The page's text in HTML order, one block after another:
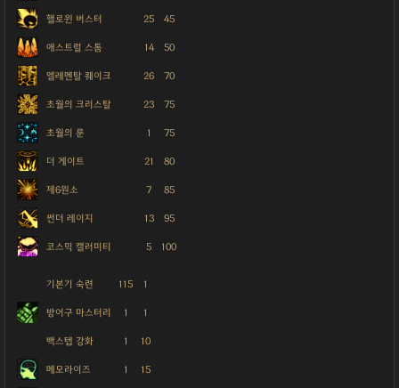
핼로윈 버스터 25 45
애스트럴 스톰 14 50
엘레멘탈 퀘이크 26 70
초월의 크리스탈 23 75
초월의 룬 1 75
더 게이트 21 80
제6원소 7 85
썬더 레이지 13 95
코스믹 캘러미티 5 100
기본기 숙련 115 1
방어구 마스터리 1 1
백스텝 강화 1 10
메모라이즈 1 15